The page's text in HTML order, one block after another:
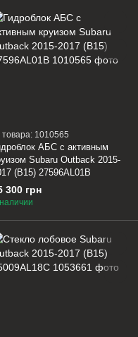
товара: 1010565
АБС с активным
Subaru Outback 2015-
(B15) 27596AL01B
300 грн